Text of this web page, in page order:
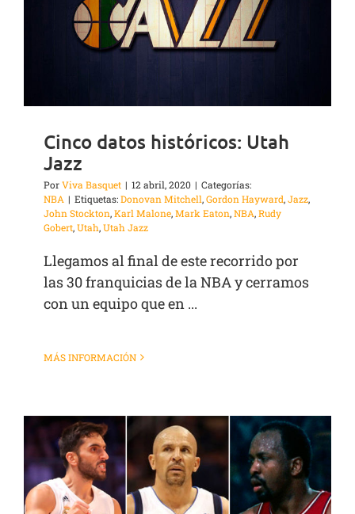
Cinco datos históricos: Utah
Jazz
PorViva Basquet | 12 abril, 2020 | Categorías:
NBA | Etiquetas:Donovan Mitchell,Gordon Hayward,Jazz,
John Stockton,Karl Malone,Mark Eaton,NBA,Rudy
Gobert,Utah,Utah Jazz
Llegamos al final de este recorrido por
las 30 franquicias de la NBA y cerramos
con un equipo que en ...
MÁS INFORMACIÓN